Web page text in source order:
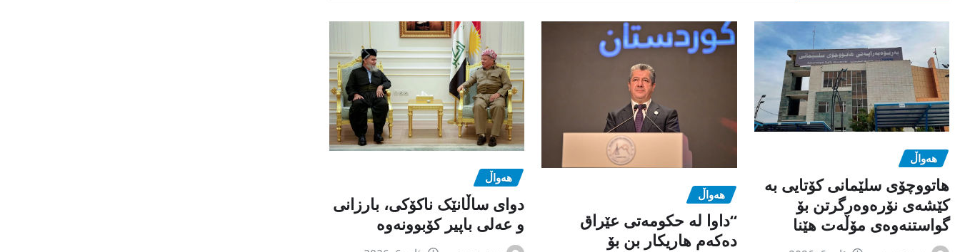
هەواڵ
هاتووچۆی سلێمانی کۆتایی بە
کێشەی نۆرەوەرگرتن بۆ
گواستنەوەی مۆڵەت هێنا
هەواڵ
“داوا لە حكومەتی عێراق
دەكەم هاریكار بن بۆ
هەواڵ
دوای ساڵانێک ناکۆکی، بارزانی
و عەلی باپیر کۆبوونەوە